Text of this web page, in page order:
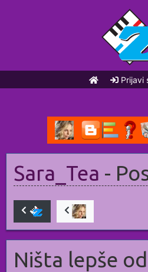
Prijavi
Sara_Tea -
Ništa lepše